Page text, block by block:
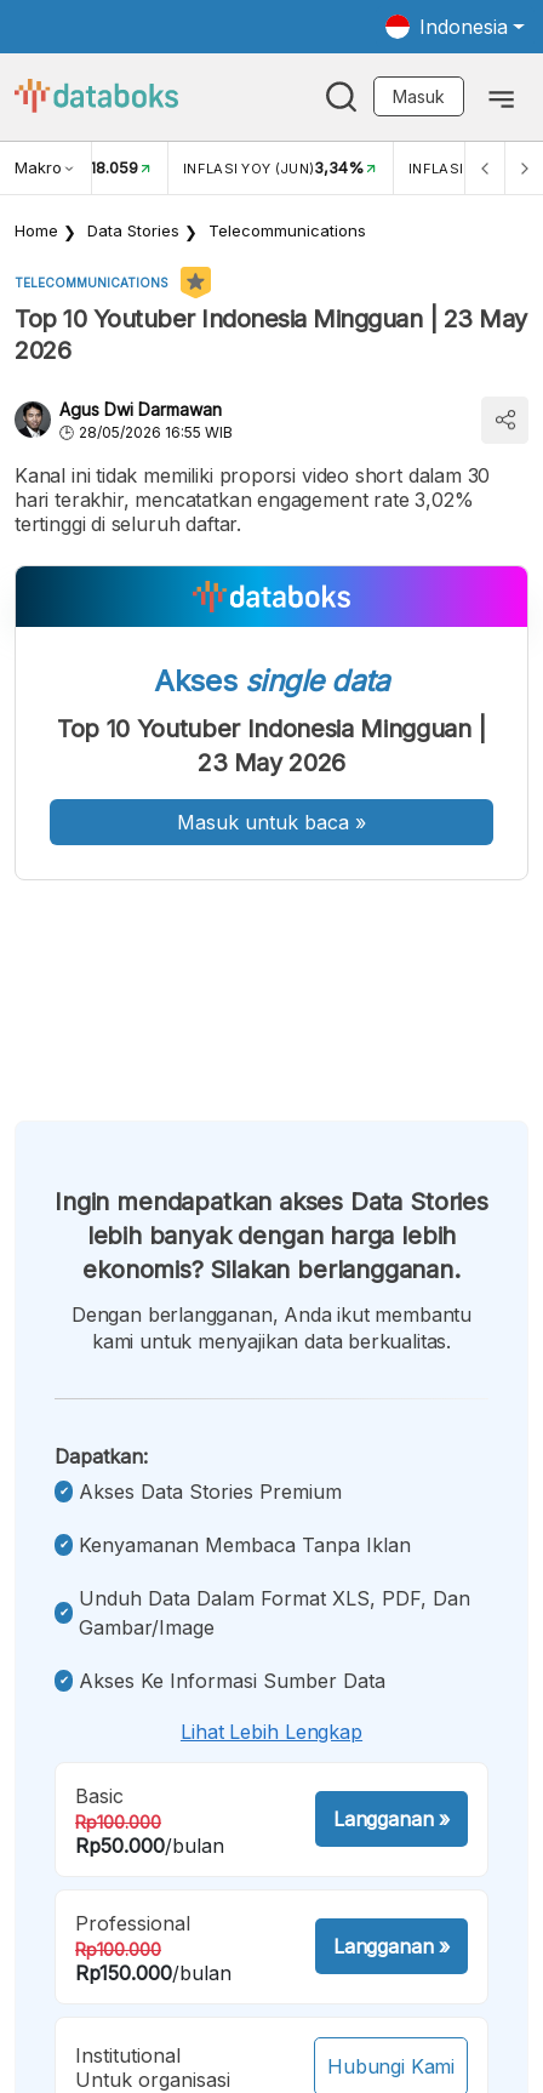
Indonesia
Masuk
Makro
USD/IDR 18.059 INFLASI YOY (JUN)3,34% INFLASI MOM
Home Data Stories Telecommunications
TELECOMMUNICATIONS
Top 10 Youtuber Indonesia Mingguan | 23 May
2026
Agus Dwi Darmawan
28/05/2026 16:55 WIB
Kanal ini tidak memiliki proporsi video short dalam 30
hari terakhir, mencatatkan engagement rate 3,02%
tertinggi di seluruh daftar.
Font
Kecil
A
Font
Sedang
A
Font
Besar
Akses single data
Top 10 Youtuber Indonesia Mingguan |
23 May 2026
Masuk untuk baca »
Ingin mendapatkan akses Data Stories
lebih banyak dengan harga lebih
ekonomis? Silakan berlangganan.
Dengan berlangganan, Anda ikut membantu
kami untuk menyajikan data berkualitas.
Dapatkan:
Akses Data Stories Premium
Kenyamanan Membaca Tanpa Iklan
Unduh Data Dalam Format XLS, PDF, Dan
Gambar/image
Akses Ke Informasi Sumber Data
Lihat Lebih Lengkap
Basic
Rp100.000
Rp50.000/bulan
Langganan»
Professional
Rp100.000
Rp150.000/bulan
Langganan»
Institutional
Untuk organisasi
Hubungi Kami